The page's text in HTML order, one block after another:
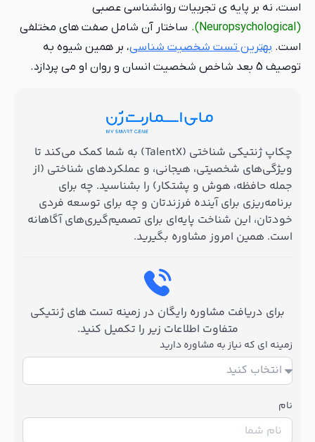
است، نه بر پایه ی تجربیات روانشناسی عصبی
(Neuropsychological).
ساختار آن شامل صفت های مختلفی
است. بهترین تست شخصیت شناسی، بر همین شیوه به
توصیف 5 بعد شاخص شخصیت انسان و روان او می پردازد.
چکاپ ژنتیکی شناختی (TalentX) به شما کمک می‌کند تا
ویژگی‌های شخصیتی، هیجانی، و عملکردهای شناختی (از
جمله حافظه، هوش و پشتکار) را بشناسید. چه برای
برنامه‌ریزی برای آینده فرزندتان و چه برای توسعه فردی
خودتان، این شناخت پایه‌ای برای تصمیم‌گیری‌های آگاهانه
است. همین امروز مشاوره بگیرید.
برای دریافت مشاوره رایگان در زمینه تست های ژنتیکی
متفاوت اطلاعات زیر را تکمیل کنید.
زمینه ای که نیاز به مشاوره دارید
نام